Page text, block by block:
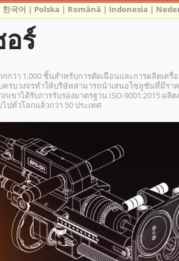
อร์
ว่า 1,000 ชิ้นสำหรับการตัดเฉือนและการผลิตเครื่
รบวงจรทำให้บริษัทสามารถนำเสนอโซลูชันที่มีรา
เขาได้รับการรับรองมาตรฐาน ISO-9001:2015 ผ
ปทั่วโลกแล้วกว่า 50 ประเทศ
한국어 | Polska | Română | Indonesia |